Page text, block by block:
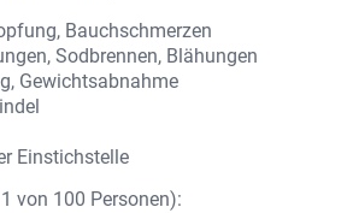
Bauchschmerzen
Sodbrennen, Blähungen
Gewichtsabnahme
Einstichstelle
von 100 Personen):